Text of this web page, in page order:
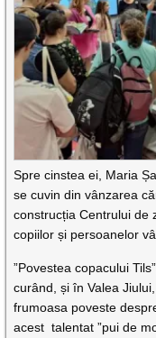
Spre cinstea ei, Maria
se cuvin din vânzarea
construcția Centrului de
copiilor și persoanelor
”Povestea copacului
curând, și în Valea
frumoasa poveste
acest talentat ”pui de